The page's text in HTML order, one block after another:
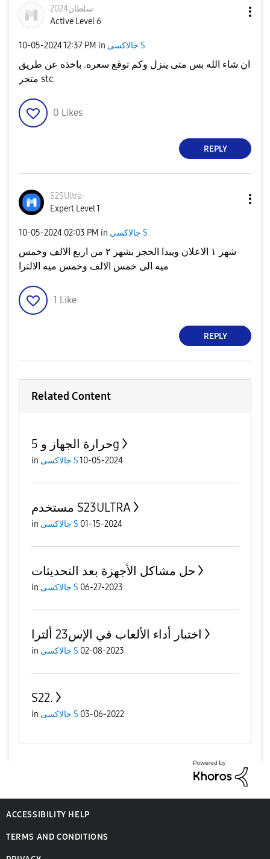
سلطان2024
Active Level 6
‎10-05-202412:37 PM in جالاكسى S
ان شاء الله بس متى ينزل وكم توقع سعره. باخذه عن طريق
متجر stc
0 Likes
REPLY
S25Ultra-
Expert Level 1
‎10-05-2024 02:03 PM in جالاكسى S
شهر ١ الاعلان ويبدا الحجز بشهر ٢ من اربع الالف وخمس
ميه الى خمس الالف وخمس ميه الالترا
1 Like
REPLY
Related Content
حرارة الجهاز و 5g
in جالاكسى S10-05-2024
مستخدم S23ULTRA
in جالاكسى S 01-15-2024
حل مشاكل الأجهزة بعد التحديثات
in جالاكسى S 06-27-2023
اختبار أداء الألعاب في الإس23 ألترا
in جالاكسى S 02-08-2023
S22.
in جالاكسى S 03-06-2022
ACCESSIBILITY HELP
TERMS AND CONDITIONS